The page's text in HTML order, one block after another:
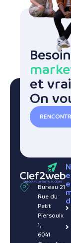
et
On
Bureau 21
Rue du
Petit
Piersoulx
1,
6041